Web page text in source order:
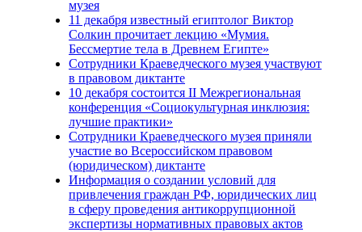
музея
11 декабря известный египтолог Виктор
Солкин прочитает лекцию «Мумия.
Бессмертие тела в Древнем Египте»
Сотрудники Краеведческого музея участвуют
в правовом диктанте
10 декабря состоится II Межрегиональная
конференция «Cоциокультурная инклюзия:
лучшие практики»
Сотрудники Краеведческого музея приняли
участие во Всероссийском правовом
(юридическом) диктанте
Информация о создании условий для
привлечения граждан РФ, юридических лиц
в сферу проведения антикоррупционной
экспертизы нормативных правовых актов